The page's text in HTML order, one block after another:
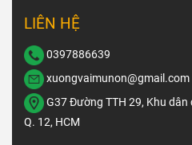
LIÊN HỆ
0397886639
xuongvaimunon@gmail.com
G37 Đường TTH 29, Khu dân
Q. 12, HCM